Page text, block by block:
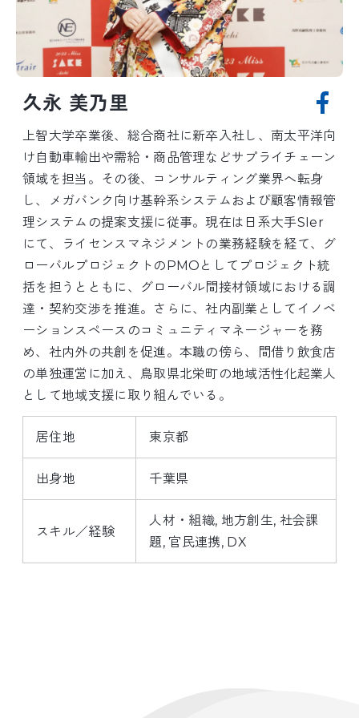
久永 美乃里
上智大学卒業後、総合商社に新卒入社し、南太平洋向
け自動車輸出や需給・商品管理などサプライチェーン
領域を担当。その後、コンサルティング業界へ転身
し、メガバンク向け基幹系システムおよび顧客情報管
理システムの提案支援に従事。現在は日系大手SIer
にて、ライセンスマネジメントの業務経験を経て、グ
ローバルプロジェクトのPMOとしてプロジェクト統
括を担うとともに、グローバル間接材領域における調
達・契約交渉を推進。さらに、社内副業としてイノベ
ーションスペースのコミュニティマネージャーを務
め、社内外の共創を促進。本職の傍ら、間借り飲食店
の単独運営に加え、鳥取県北栄町の地域活性化起業人
として地域支援に取り組んでいる。
居住地 東京都
出身地 千葉県
スキル／経験
人材・組織 地方創生 社会課
題 官民連携 DX